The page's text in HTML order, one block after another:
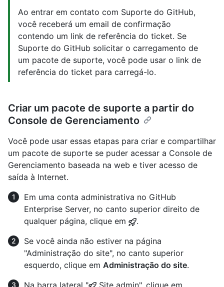
Ao entrar em contato com Suporte do GitHub,
você receberá um email de confirmação
contendo um link de referência do ticket. Se
Suporte do GitHub solicitar o carregamento de
um pacote de suporte, você pode usar o link de
referência do ticket para carregá-lo.
Criar um pacote de suporte a partir do
Console de Gerenciamento
Você pode usar essas etapas para criar e compartilhar
um pacote de suporte se puder acessar a Console de
Gerenciamento baseada na web e tiver acesso de
saída à Internet.
Em uma conta administrativa no GitHub
Enterprise Server, no canto superior direito de
qualquer página, clique em
.
Se você ainda não estiver na página
"Administração do site", no canto superior
esquerdo, clique em Administração do site.